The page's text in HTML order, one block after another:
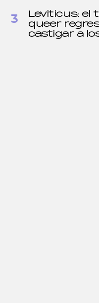
Leviticus: el
queer
castigar a